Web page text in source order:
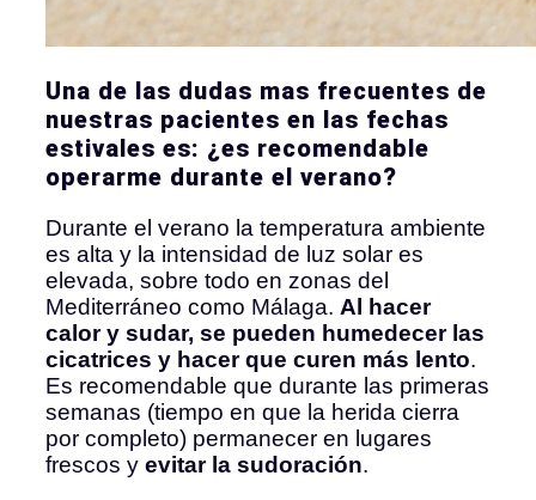
Una de las dudas mas frecuentes de
nuestras pacientes en las fechas
estivales es: ¿es recomendable
operarme durante el verano?
Durante el verano la temperatura ambiente
es alta y la intensidad de luz solar es
elevada, sobre todo en zonas del
Mediterráneo como Málaga. Al hacer
calor y sudar, se pueden humedecer las
cicatrices y hacer que curen más lento.
Es recomendable que durante las primeras
semanas (tiempo en que la herida cierra
por completo) permanecer en lugares
frescos y evitar la sudoración.